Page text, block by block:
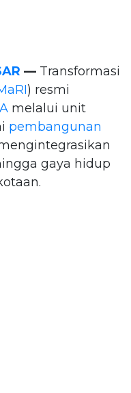
— Transformasi
) resmi
melalui unit
pembangunan
gaya hidup